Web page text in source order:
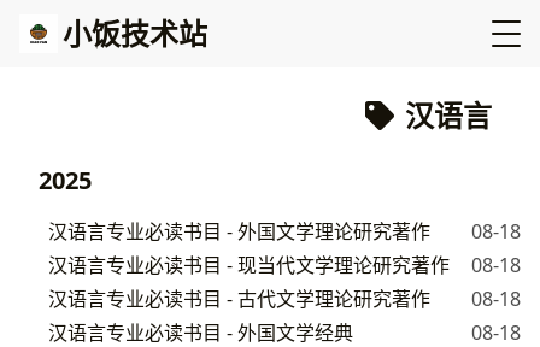
小饭技术站
汉语言
2025
汉语言专业必读书目 - 外国文学理论研究著作
08-18
汉语言专业必读书目 - 现当代文学理论研究著作
08-18
汉语言专业必读书目 - 古代文学理论研究著作
08-18
汉语言专业必读书目 - 外国文学经典
08-18